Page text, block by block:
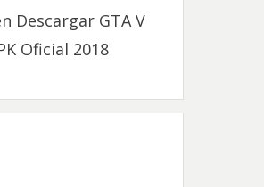
Descargar GTA V
Oficial 2018